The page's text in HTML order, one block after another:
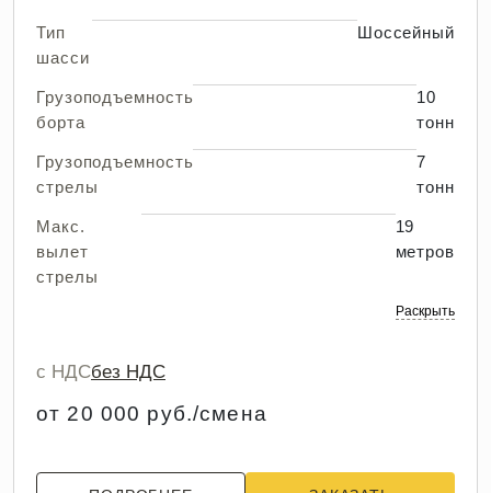
Тип
шасси
Шоссейный
Грузоподъемность
борта
10
тонн
Грузоподъемность
стрелы
7
тонн
Макс.
вылет
стрелы
19
метров
Раскрыть
с НДСбез НДС
от 20 000 руб./смена